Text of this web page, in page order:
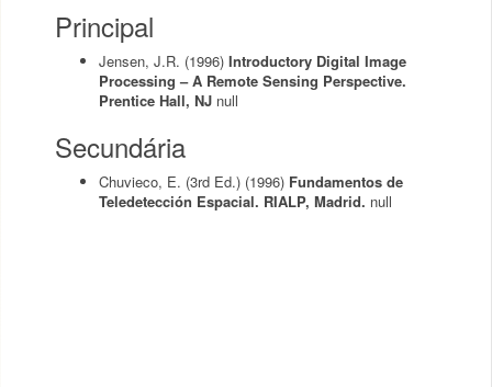
Principal
Jensen, J.R. (1996) Introductory Digital Image
Processing – A Remote Sensing Perspective.
Prentice Hall, NJ null
Secundária
Chuvieco, E. (3rd Ed.) (1996) Fundamentos de
Teledetección Espacial. RIALP, Madrid. null